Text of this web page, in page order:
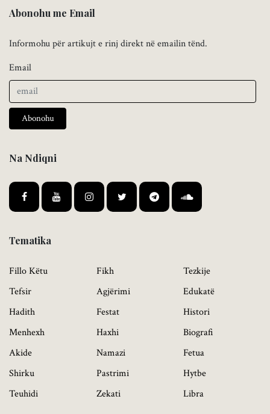
Abonohu me Email
Informohu për artikujt e rinj direkt në emailin tënd.
Email
Abonohu
Na Ndiqni
Tematika
Fillo Këtu
Tefsir
Hadith
Menhexh
Akide
Shirku
Teuhidi
Fikh
Agjërimi
Festat
Haxhi
Namazi
Pastrimi
Zekati
Tezkije
Edukatë
Histori
Biografi
Fetua
Hytbe
Libra